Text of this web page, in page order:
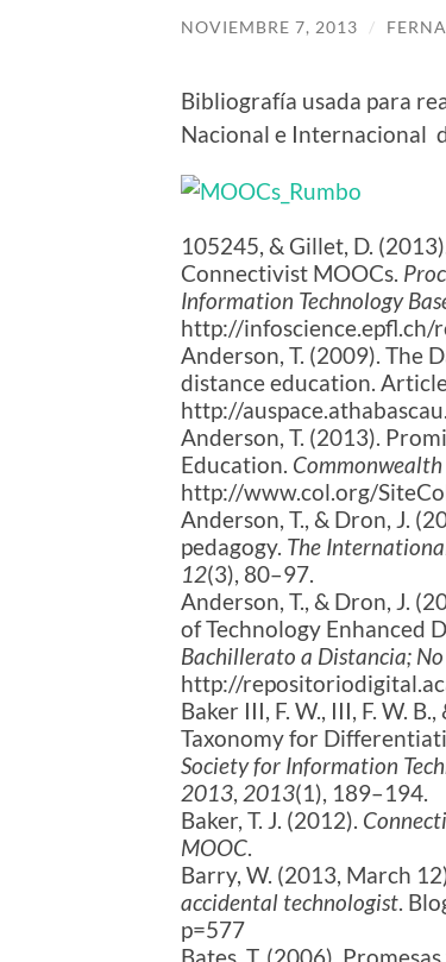
NOVIEMBRE 7, 2013 /
Bibliografía usada para
Nacional e Internacional
105245, & Gillet, D.
Connectivist MOOCs.
Information Technology
http://
Anderson, T. (2009). The
distance education.
http://
Anderson, T. (2013).
Education.
http://www.col.org/
Anderson, T., & Dron, J.
pedagogy. The
12(3), 80–97.
Anderson, T., & Dron, J.
of Technology Enhanced
Bachillerato a Distancia;
http://
Baker III, F. W., III, F. W.
Taxonomy for
Society for Information
2013, 2013(1), 189–194.
Baker, T. J. (2012).
MOOC.
Barry, W. (2013, March
accidental technologist.
p=577